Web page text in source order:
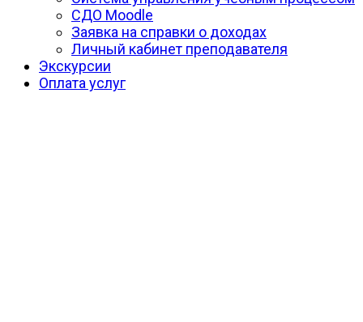
СДО Moodle
Заявка на справки о доходах
Личный кабинет преподавателя
Экскурсии
Оплата услуг